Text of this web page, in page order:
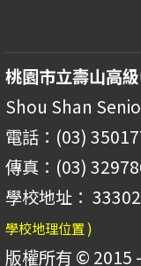
桃園市立壽山高
Shou Shan
電話：(03)
傳真：(03)
學校地址：
學校地理位置 )
版權所有 © 2015